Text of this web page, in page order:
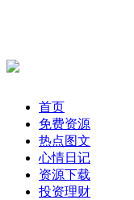
首页
免费资源
热点图文
心情日记
资源下载
投资理财